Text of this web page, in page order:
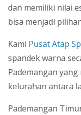
dan memiliki nilai
bisa menjadi
Kami Pusat Atap
spandek warna
Pademangan
kelurahan antara
Pademangan